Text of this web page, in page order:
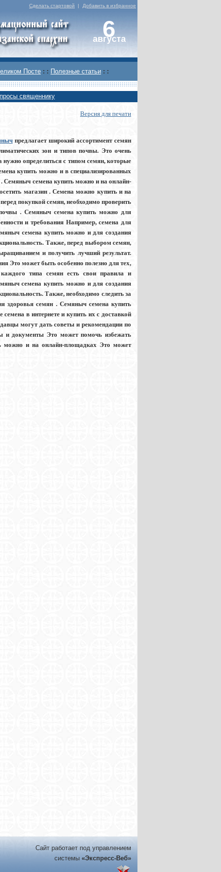
Сделать стартовой | Добавить в избранное
6
августа
Посте : : Полезные статьи : :
священнику
Версия для печати
предлагает широкий ассортимент семян
зон и типов почвы. Это очень
нужно определиться с типом семян, которые
купить можно и в специализированных
Семяныч семена купить можно и на онлайн-
магазин . Семена можно купить и на
покупкой семян, необходимо проверить
. Семяныч семена купить можно для
и требования Например, семена для
семена купить можно и для создания
Также, перед выбором семян,
и получить лучший результат.
Это может быть особенно полезно для тех,
типа семян есть свои правила и
семена купить можно и для создания
Также, необходимо следить за
здоровья семян . Семяныч семена купить
в интернете и купить их с доставкой
могут дать советы и рекомендации по
и документы Это может помочь избежать
можно и на онлайн-площадках Это может
Сайт работает под управлением
системы «Экспресс-Веб»